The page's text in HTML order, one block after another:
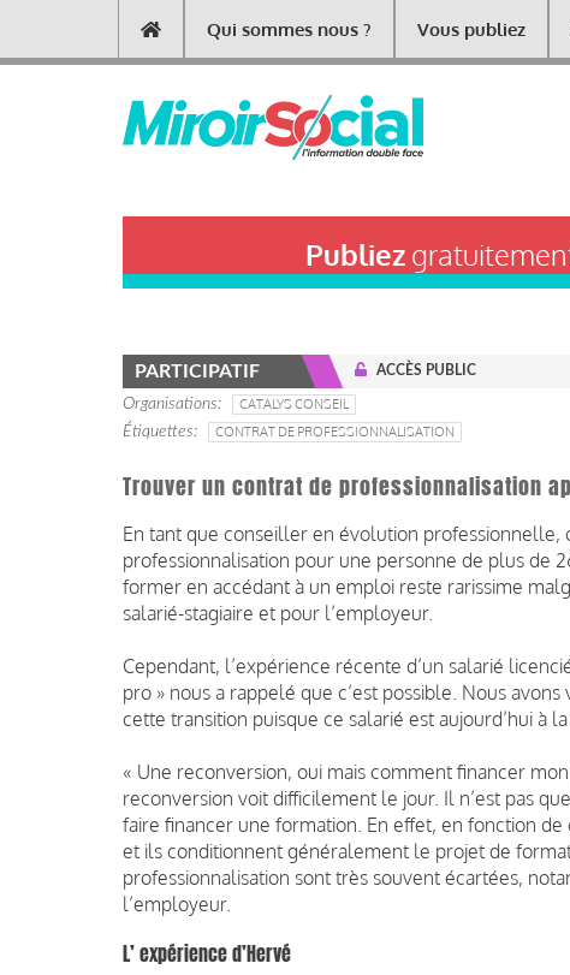
contenu
Main
navigation
Qui sommes nous ? Vous publiez
Publiez
PARTICIPATIF ACCÈS PUBLIC
Organisations
CATALYS CONSEIL
Étiquettes
CONTRAT DE PROFESSIONNALISATION
Trouver un contrat de professionnalisation
En tant que conseiller en évolution professionnelle,
professionnalisation pour une personne de plus de
former en accédant à un emploi reste rarissime
salarié-stagiaire et pour l’employeur.
Cependant, l’expérience récente d’un salarié
pro » nous a rappelé que c’est possible. Nous
cette transition puisque ce salarié est aujourd’hui à
« Une reconversion, oui mais comment financer
reconversion voit difficilement le jour. Il n’est pas
faire financer une formation. En effet, en fonction
et ils conditionnent généralement le projet de
professionnalisation sont très souvent écartées,
l’employeur.
L’ expérience d’Hervé